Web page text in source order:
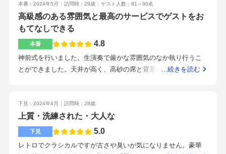
感じました。ゲストへの配慮がしやすいロケーションだと思い
ます。スタッフ対応については、全体としてややばらつきがあ
る印象を受けました。早めに到着した際には待たせていただく
ことはできましたが、特に声掛けや案内がなく、ロビーで少し
放置されているように感じてしまった点は残念でした。格式の
あるホテルという印象を持っていただけに、その分もう少し丁
面も見受けられました。全体として一律に悪いというわけでは
なく、スタッフによって対応の差があるように感じました。対
応がしっかりしている方は安心感があり、さすがホテルという
印象を持てる場面もありました。もう少し一貫した接客や、到
着時の声掛け・案内があると、より高級感や安心感が感じられ
す中洲に近いこともあり、二次会の場所選びにも苦労しません
私たちの式のときは飾り山が設置されておりリバレインとオー
クラの間にある飾り山との写真も撮ることが出来ましたスタッ
フのみなさまとっても優しいです！私の無茶なお願いも実現し
ようと頑張ってくださいました。また、ご提案も色々して頂き
オリジナリティ溢れる結婚式となりました。・皆様プロフェッ
ショナル＆ホスピタリティの塊でとにかく安心してお任せでき
ッセージ・トイレに必ず便座クリーナーがある(見学に行った某
ホテルは設置無しでした)結婚式準備は時間に余裕をもってとに
かく楽しんでしてほしいです！してみたい演出があればプラン
ナーさんへ相談してみてください。当日はあっという間で、私
本番：2024年5月 訪問時：29歳 ゲスト人数：81～90名
高級感のある雰囲気と最高のサービスでゲストをお
もてなしできる
本番 4.8
神前式を行いました。生演奏で厳かな雰囲気のなか執り行うこ
とができました。天井が高く、高砂の席と背景がしっかりして
でこだわってよかったと思います。vtr、ウェルカムスペースは
持ち込みをしたことで、少し節約できたと思います。全て美味
しく、ゲストからも好評でした。駅直結で、博多駅や空港から
来るゲストにとって負担がない点が良い。シャトルバスが必要
な式場だとどうしても時間の調整が必要になってしまうので。
…続きを読む
下見：2024年4月 訪問時：28歳
上質・洗練された・大人な
下見 5.0
レトロでクラシカルですが古さや臭いが気になりません。豪華